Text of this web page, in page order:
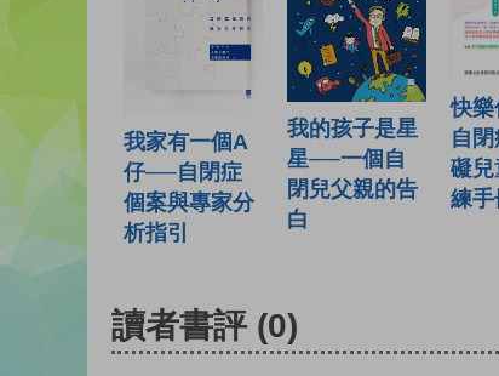
我家有一個A
仔──自閉症
個案與專家分
析指引
我的孩子是星
星──一個自
閉兒父親的告
白
快
自
礙兒
練手
讀者書評 (0)